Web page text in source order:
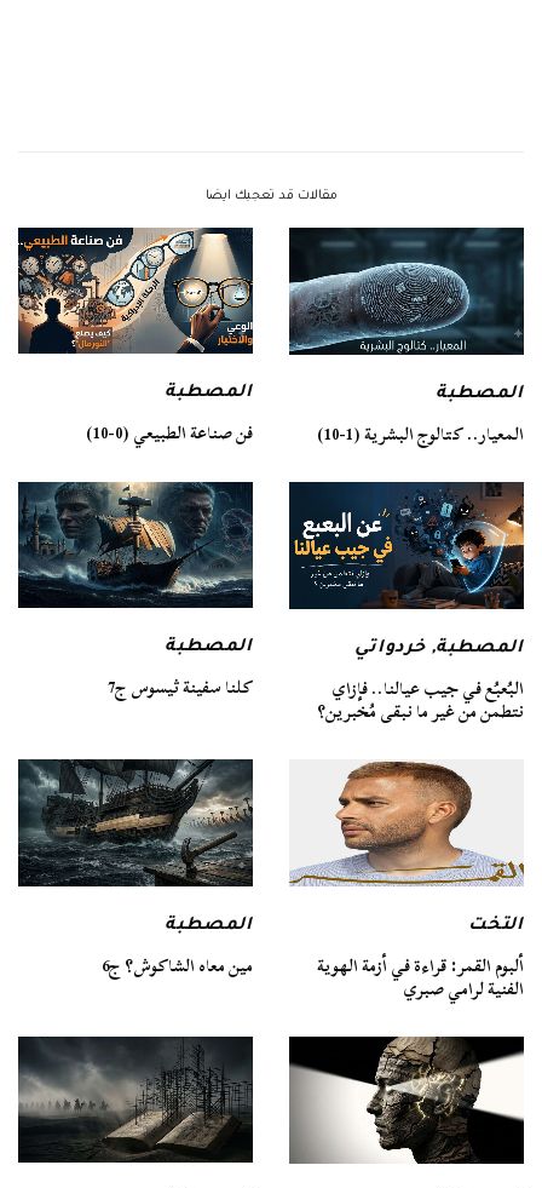
مقالات قد تعجبك ايضا
المصطبة
المعيار.. كتالوج البشرية (1-10)
المصطبة
فن صناعة الطبيعي (0-10)
المصطبة,خردواتي
البُعبُع في جيب عيالنا.. فإزاي
نتطمن من غير ما نبقى مُخبرين؟
المصطبة
كلنا سفينة ثيسوس ج7
التخت
ألبوم القمر: قراءة في أزمة الهوية
الفنية لرامي صبري
المصطبة
مين معاه الشاكوش؟ ج6